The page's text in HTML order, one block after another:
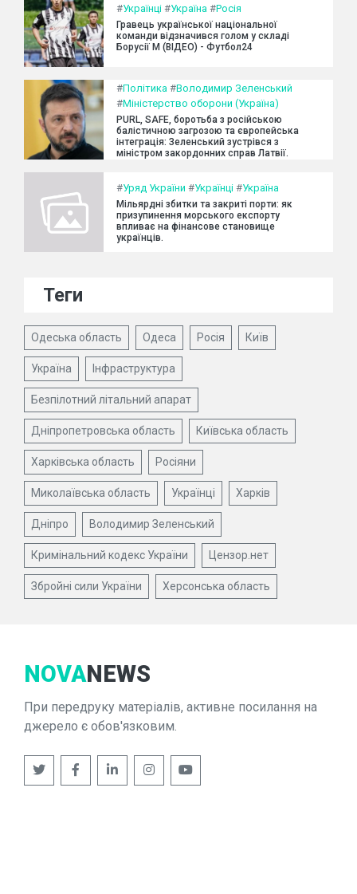
#Українці #Україна #Росія
Гравець української національної
команди відзначився голом у складі
Борусії М (ВІДЕО) - Футбол24
#Політика #Володимир Зеленський
#Міністерство оборони (Україна)
PURL, SAFE, боротьба з російською
балістичною загрозою та європейська
інтеграція: Зеленський зустрівся з
міністром закордонних справ Латвії.
#Уряд України #Українці #Україна
Мільярдні збитки та закриті порти: як
призупинення морського експорту
впливає на фінансове становище
українців.
Теги
Одеська область Одеса Росія Київ
Україна Інфраструктура
Безпілотний літальний апарат
Дніпропетровська область Київська область
Харківська область Росіяни
Миколаївська область Українці Харків
Дніпро Володимир Зеленський
Кримінальний кодекс України Цензор.нет
Збройні сили України Херсонська область
NOVANEWS
При передруку матеріалів, активне посилання на
джерело є обов'язковим.